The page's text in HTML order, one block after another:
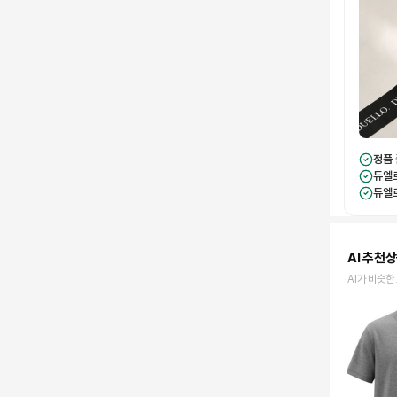
정품
듀엘
듀엘
AI 추천
AI가 비슷한